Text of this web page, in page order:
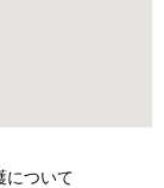
について